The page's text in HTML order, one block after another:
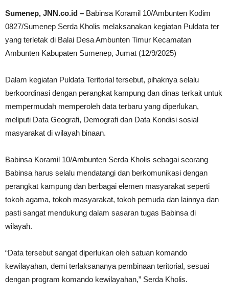
Sumenep, JNN.co.id – Babinsa Koramil 10/Ambunten Kodim
0827/Sumenep Serda Kholis melaksanakan kegiatan Puldata ter
yang terletak di Balai Desa Ambunten Timur Kecamatan
Ambunten Kabupaten Sumenep, Jumat (12/9/2025)
Dalam kegiatan Puldata Teritorial tersebut, pihaknya selalu
berkoordinasi dengan perangkat kampung dan dinas terkait untuk
mempermudah memperoleh data terbaru yang diperlukan,
meliputi Data Geografi, Demografi dan Data Kondisi sosial
masyarakat di wilayah binaan.
Babinsa Koramil 10/Ambunten Serda Kholis sebagai seorang
Babinsa harus selalu mendatangi dan berkomunikasi dengan
perangkat kampung dan berbagai elemen masyarakat seperti
tokoh agama, tokoh masyarakat, tokoh pemuda dan lainnya dan
pasti sangat mendukung dalam sasaran tugas Babinsa di
wilayah.
“Data tersebut sangat diperlukan oleh satuan komando
kewilayahan, demi terlaksananya pembinaan teritorial, sesuai
dengan program komando kewilayahan,” Serda Kholis.